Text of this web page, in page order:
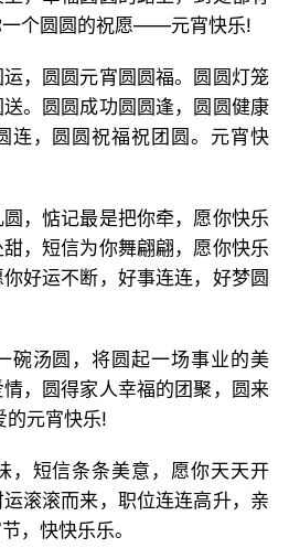
一个圆圆的祝愿——元宵快乐!
，圆圆元宵圆圆福。圆圆灯笼
。圆圆成功圆圆逢，圆圆健康
连，圆圆祝福祝团圆。元宵快
，惦记最是把你牵，愿你快乐
，短信为你舞翩翩，愿你快乐
好运不断，好事连连，好梦圆
碗汤圆，将圆起一场事业的美
，圆得家人幸福的团聚，圆来
的元宵快乐!
，短信条条美意，愿你天天开
滚滚而来，职位连连高升，亲
，快快乐乐。